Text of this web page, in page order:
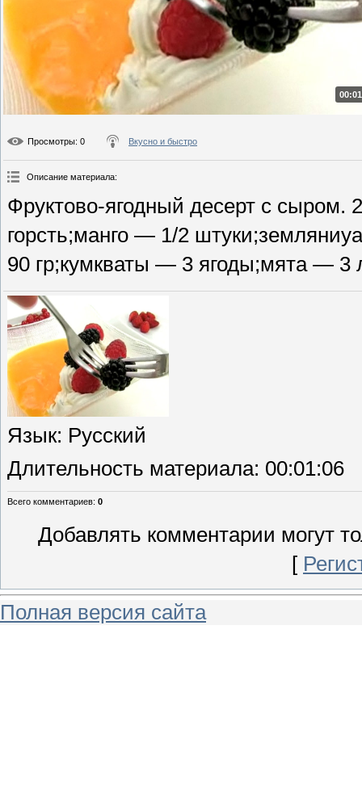
Просмотры: 0 Вкусно и быстро
Описание материала:
Фруктово-ягодный десерт с
горсть;манго — 1/2
90 гр;кумкваты — 3 ягоды;мята — 3
Язык: Русский
Длительность материала: 00:01:06
Всего комментариев: 0
Добавлять комментарии могут
[
Полная версия сайта